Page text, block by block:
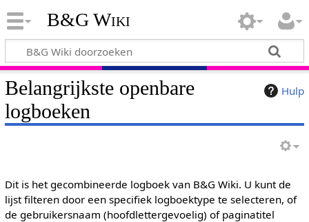
B&G Wiki
Hulp
Belangrijkste openbare
logboeken
Dit is het gecombineerde logboek van B&G Wiki. U kunt de
lijst filteren door een specifiek logboektype te selecteren, of
de gebruikersnaam (hoofdlettergevoelig) of paginatitel